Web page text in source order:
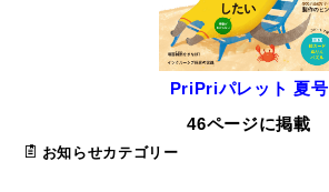
PriPriパレット 夏号
46ページに掲載
お知らせカテゴリー